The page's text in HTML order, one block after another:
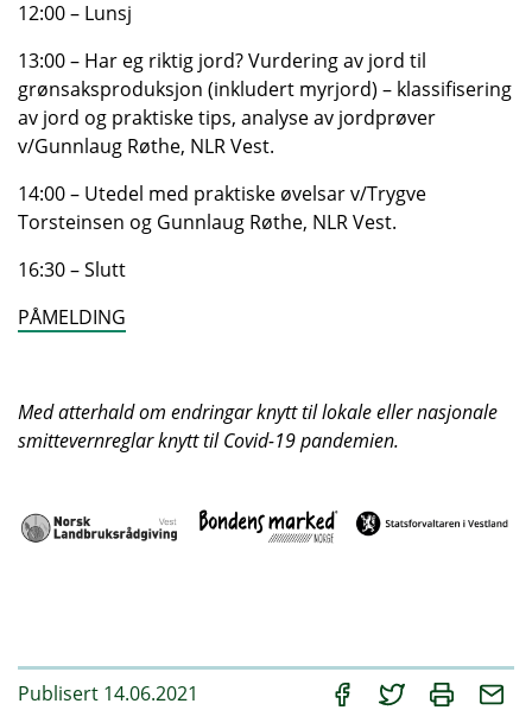
12:00 – Lunsj
13:00 – Har eg riktig jord? Vurdering av jord til
grønsaksproduksjon (inkludert myrjord) – klassifisering
av jord og praktiske tips, analyse av jordprøver
v/Gunnlaug Røthe, NLR Vest.
14:00 – Utedel med praktiske øvelsar v/Trygve
Torsteinsen og Gunnlaug Røthe, NLR Vest.
16:30 – Slutt
PÅMELDING
Med atterhald om endringar knytt til lokale eller nasjonale
smittevernreglar knytt til Covid-19 pandemien.
Publisert 14.06.2021